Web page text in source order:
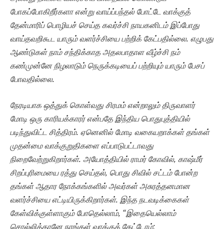
போகப்போகிறீர்களா என்று வாய்ப்பந்தல் போட்டே வாக்குத்
தேன்மாரிப் பொழியச் செய்த கவர்ச்சி நாயகனிடம் இப்போது
வாய்தவறிகூட யாரும் வளர்ச்சியை பற்றிக் கேட்பதில்லை. எழுபது
ஆண்டுகள் நாம் சந்திக்காத அதலபாதாள வீழ்ச்சி நம்
கண்முன்னே நிழலாடும் நெருக்கடியைப் பற்றியும் யாரும் பேசப்
போவதில்லை.
நேரடியாக ஒத்துக் கொள்வது சிரமம் என்றாலும் திருவாளர்
மோடி ஒரு காரியக்காரர் என்பதே இந்திய பொதுபுத்தியில்
படிந்துவிட்ட சித்திரம். ஏனெனில் மோடி வகையறாக்கள் தங்கள்
முதன்மை வாக்குறுதிகளை எப்பாடுபட்டாவது
நிறைவேற்றுகிறார்கள். அயோத்தியில் ராமர் கோவில், காஷ்மீர்
சிறப்புரிமையை ரத்து செய்தல், பொது சிவில் சட்டம் போன்ற
தங்கள் ஆதார நோக்கங்களில் அவர்கள் அசுரத்தனமான
வளர்ச்சியை எட்டியிருக்கிறார்கள். இந்த நடவடிக்கைகள்
கேள்விக்குள்ளாகும் போதெல்லாம், “இதையெல்லாம்
சொல்லித்தானே நாங்கள் வாக்குக் கேட்டோம்;